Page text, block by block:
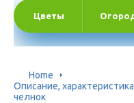
Цветы
Home
Описание,
челнок